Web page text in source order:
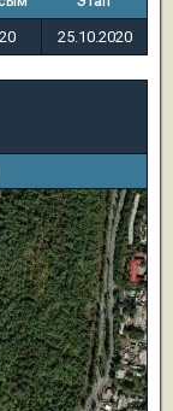
25.10.2020